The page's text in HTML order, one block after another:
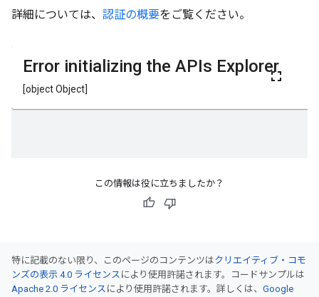
詳細については、 認証の概要をご覧ください。
この情報は役に立ちましたか？
特に記載のない限り、このページのコンテンツはクリエイティブ・コモ
ンズの表示 4.0 ライセンス により使用許諾されます。コードサンプルは
Apache 2.0 ライセンス により使用許諾されます。詳しくは、 Google